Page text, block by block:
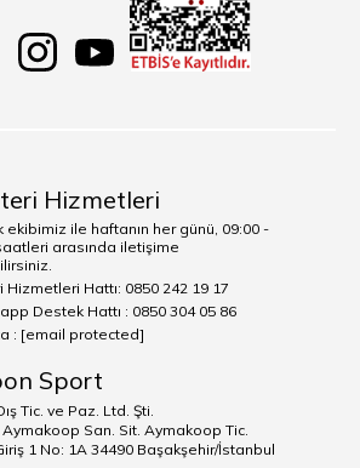
Hizmetleri
ekibimiz ile haftanın her günü, 09:00 -
arasında iletişime
Hizmetleri Hattı: 0850 242 19 17
Destek Hattı : 0850 304 05 86
: [email protected]
Sport
Tic. ve Paz. Ltd. Şti.
Aymakoop San. Sit. Aymakoop Tic.
1 No: 1A 34490 Başakşehir/İstanbul